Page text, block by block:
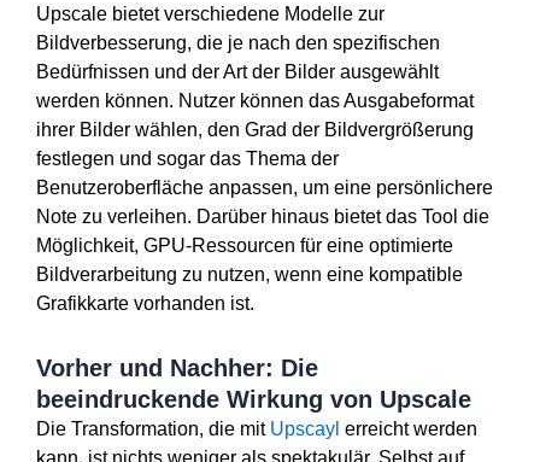
Upscale bietet verschiedene Modelle zur
Bildverbesserung, die je nach den spezifischen
Bedürfnissen und der Art der Bilder ausgewählt
werden können. Nutzer können das Ausgabeformat
ihrer Bilder wählen, den Grad der Bildvergrößerung
festlegen und sogar das Thema der
Benutzeroberfläche anpassen, um eine persönlichere
Note zu verleihen. Darüber hinaus bietet das Tool die
Möglichkeit, GPU-Ressourcen für eine optimierte
Bildverarbeitung zu nutzen, wenn eine kompatible
Grafikkarte vorhanden ist.
Vorher und Nachher: Die
beeindruckende Wirkung von Upscale
Die Transformation, die mit Upscayl erreicht werden
kann, ist nichts weniger als spektakulär. Selbst auf